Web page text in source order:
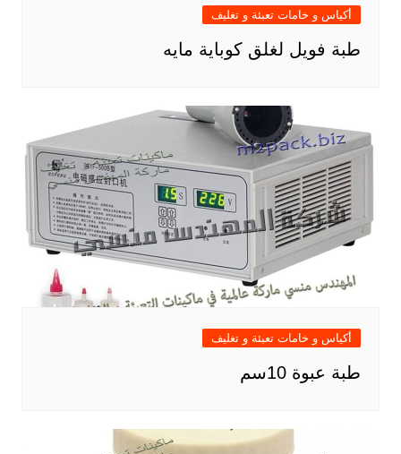
أكياس و خامات تعبئة و تغليف
طبة فويل لغلق كوباية مايه
أكياس و خامات تعبئة و تغليف
طبة عبوة 10سم